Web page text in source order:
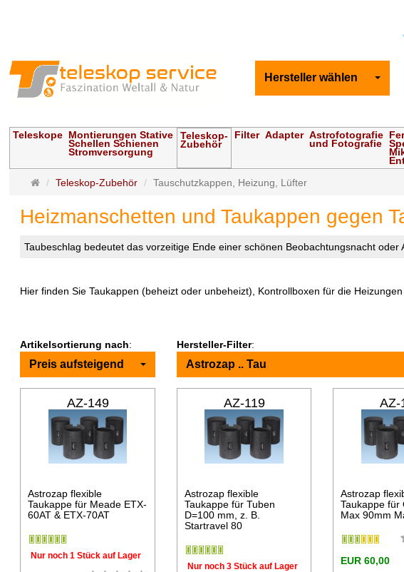
Hersteller wählen
Teleskope Montierungen Stative
Schellen Schienen
Stromversorgung
Teleskop-
Zubehör
Filter Adapter Astrofotografie
und Fotografie
Startseite
Teleskop-Zubehör Tauschutzkappen, Heizung, Lüfter
Heizmanschetten und Taukappen gegen
Taubeschlag bedeutet das vorzeitige Ende einer schönen Beobachtungsnacht
Hier finden Sie Taukappen (beheizt oder unbeheizt), Kontrollboxen für die
Artikelsortierung nach:
Preis aufsteigend
Hersteller-Filter:
Astrozap .. Tau
AZ-149
Astrozap flexible
Taukappe für Meade ETX-
60AT & ETX-70AT
Nur noch 1 Stück auf Lager
AZ-119
Astrozap flexible
Taukappe für Tuben
D=100 mm, z. B.
Startravel 80
Nur noch 3 Stück auf Lager
AZ-
Astrozap
Taukappe für
Max 90mm
EUR 60,00